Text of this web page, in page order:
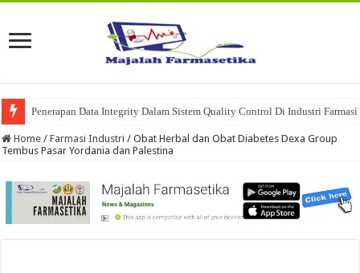
Penerapan Data Integrity Dalam Sistem Quality Control Di Industri Farmasi
Home / Farmasi Industri / Obat Herbal dan Obat Diabetes Dexa Group
Tembus Pasar Yordania dan Palestina